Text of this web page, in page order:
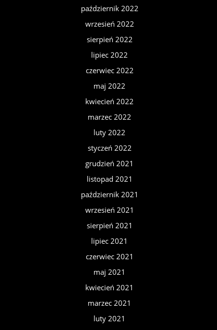
październik 2022
wrzesień 2022
sierpień 2022
lipiec 2022
czerwiec 2022
maj 2022
kwiecień 2022
marzec 2022
luty 2022
styczeń 2022
grudzień 2021
listopad 2021
październik 2021
wrzesień 2021
sierpień 2021
lipiec 2021
czerwiec 2021
maj 2021
kwiecień 2021
marzec 2021
luty 2021